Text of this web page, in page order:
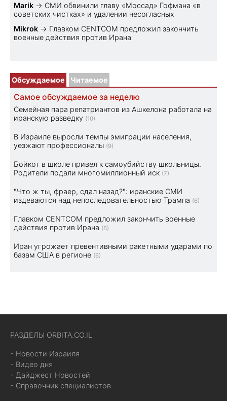
Marik → СМИ обвинили главу «Моссад» Гофмана «в
советских чистках» и удалении несогласных
Mikrok → Главком CENTCOM предложил закончить
военные действия против Ирана
Обсуждаемое Читаемое
Самое обсуждаемое за неделю
Семейная пара репатриантов из Ашкелона работала на
иранскую разведку (10)
В Израиле выросли темпы эмиграции населения,
уезжают профессионалы (9)
Бойкот в школе привел к самоубийству школьницы.
Родители подали многомиллионный иск (7)
"Что ж ты, фраер, сдал назад?": иранские СМИ
издеваются над непоследовательностью Трампа (6)
Главком CENTCOM предложил закончить военные
действия против Ирана (6)
Иран угрожает превентивными ракетными ударами по
базам США в регионе (6)
РАЗДЕЛЫ ORBITA.CO.IL
- Новости Израиля
- Видео дня
- Дайджест Новостей
- Справочник специалистов